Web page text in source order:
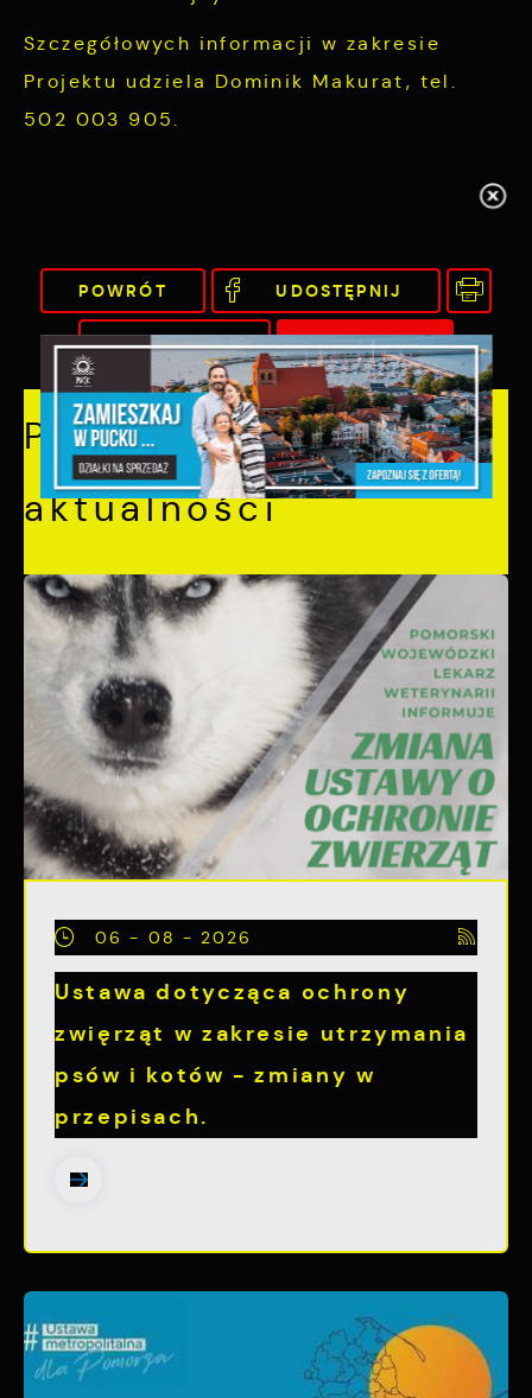
Szczegółowych informacji w zakresie
Projektu udziela Dominik Makurat, tel.
502 003 905.
POWRÓT UDOSTĘPNIJ
POPRZEDNI NASTĘPNY
Pozostałe
aktualności
06 - 08 - 2026
Ustawa dotycząca ochrony
zwięrząt w zakresie utrzymania
psów i kotów - zmiany w
przepisach.